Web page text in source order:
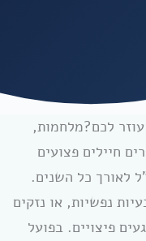
לכם?מלחמות,
חיילים פצועים
לאורך כל השנים.
נפשיות, או נזקים
פיצויים. בפועל